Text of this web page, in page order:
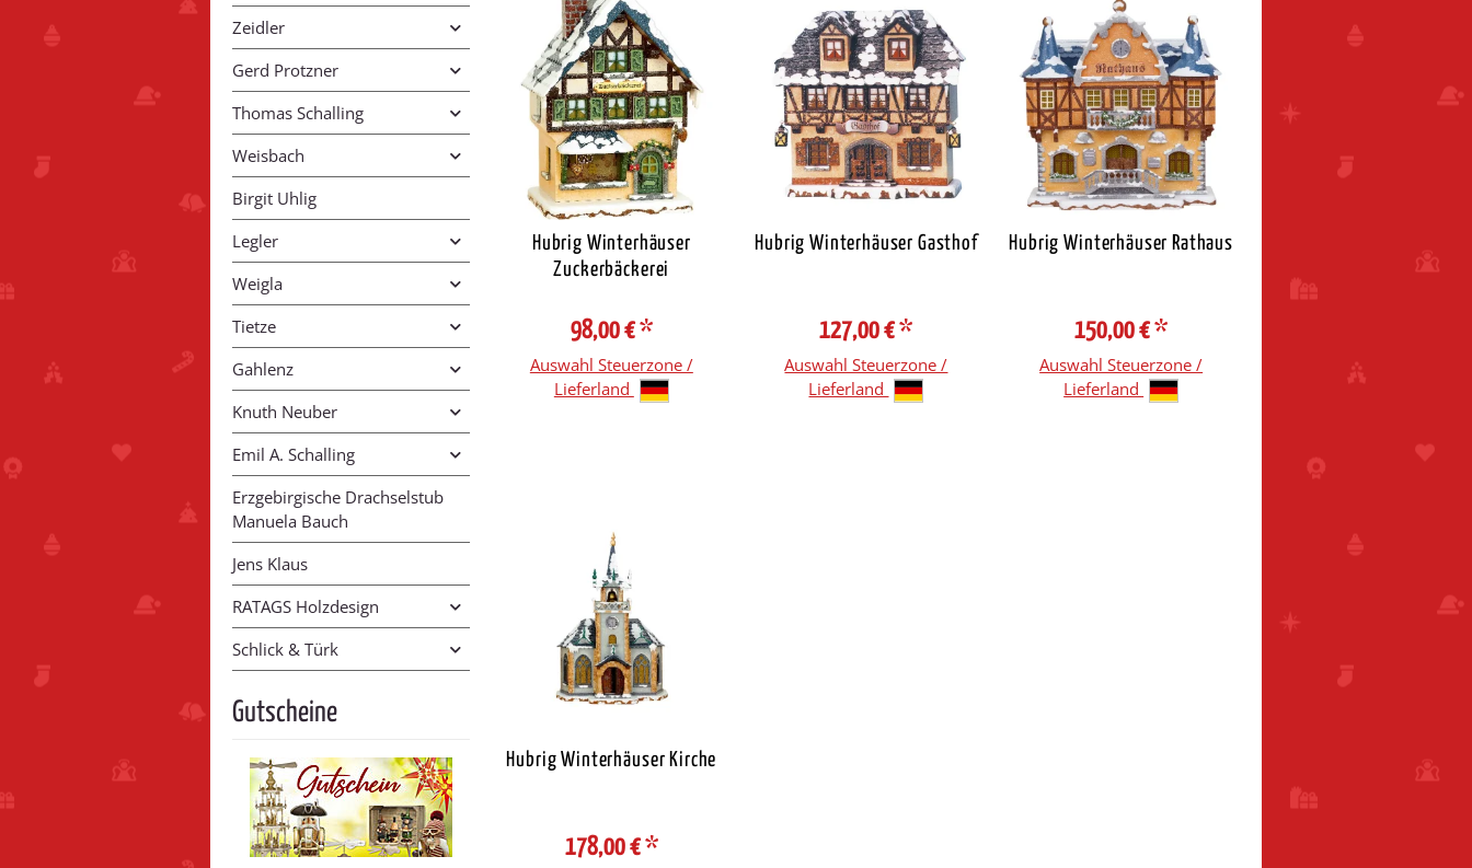
Hubrig Winterhäuser
Zuckerbäckerei
98,00 €*
Auswahl Steuerzone /
Lieferland
Hubrig Winterhäuser Gasthof
127,00 €*
Auswahl Steuerzone /
Lieferland
Hubrig Winterhäuser Rathaus
150,00 €*
Auswahl Steuerzone /
Lieferland
Hubrig Winterhäuser Kirche
178,00 €*
Zeidler
Gerd Protzner
Thomas Schalling
Weisbach
Birgit Uhlig
Legler
Weigla
Tietze
Gahlenz
Knuth Neuber
Emil A. Schalling
Erzgebirgische Drachselstub
Manuela Bauch
Jens Klaus
RATAGS Holzdesign
Schlick & Türk
Gutscheine